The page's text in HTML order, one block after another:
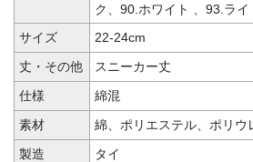
ク、90.ホワイト 、93.ラ
サイズ
22-24cm
丈・その他
スニーカー丈
仕様
綿混
素材
綿、ポリエステル、ポリウ
製造
タイ